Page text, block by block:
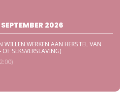
2026
WILLEN WERKEN AAN HERSTEL VAN
SEKSVERSLAVING)